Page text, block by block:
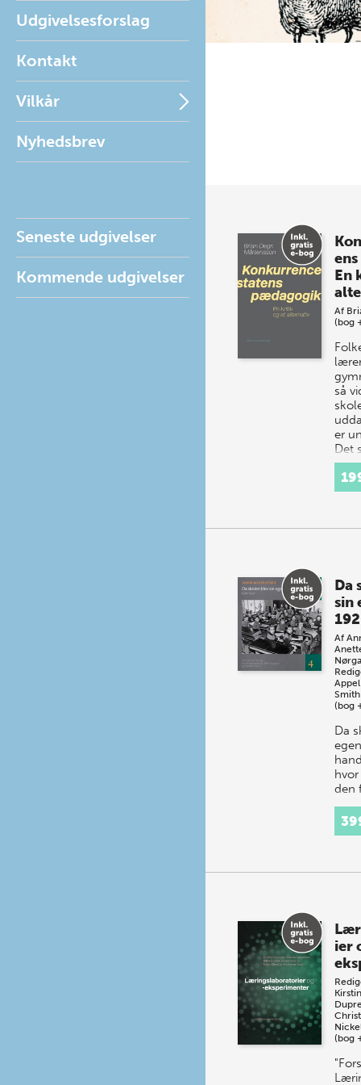
Udgivelsesforslag
Kontakt
Vilkår
Nyhedsbrev
Seneste udgivelser
Kommende udgivelser
En
Af
(bog
så
er
Det
Da
sin
Af
Appel
Smith
(bog
Da
den
og
ier
(bog